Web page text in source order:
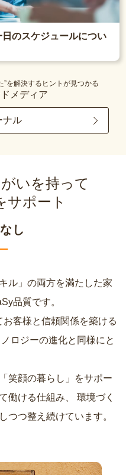
のスケジュールについ
”を解決するヒントが見つかる
メディア
ナル
いを持って
サポート
し
ル」の両方を満たした家
品質です。
客様と信頼関係を築ける
笑顔の暮らし」をサポー
働ける仕組み、
つつ整え続けています。